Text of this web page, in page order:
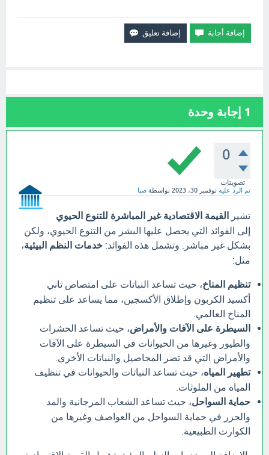
1 إجابة وحدة
0
تصويتات
تم الرد عليه نوفمبر 30، 2023 بواسطة صبا
تشير القيمة الاقتصادية غير المباشرة للتنوع الحيوي
إلى الفوائد التي يحصل عليها البشر من التنوع الحيوي، ولكن
بشكل غير مباشر. وتشمل هذه الفوائد: خدمات النظم البيئية،
مثل:
تنظيم المناخ، حيث تساعد النباتات على امتصاص ثاني
أكسيد الكربون وإطلاق الأكسجين، مما يساعد على تنظيم
المناخ العالمي.
السيطرة على الآفات والأمراض، حيث تساعد الحشرات
والطيور وغيرها من الحيوانات في السيطرة على الآفات
والأمراض التي قد تضر المحاصيل والنباتات الأخرى.
تطهير المياه، حيث تساعد النباتات والحيوانات في تنظيف
المياه من الملوثات.
حماية السواحل، حيث تساعد الشعاب المرجانية والمد
والجزر في حماية السواحل من العواصف وغيرها من
الكوارث الطبيعية.